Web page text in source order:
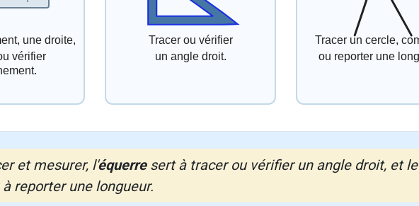
et mesurer, l'équerresert à tracer ou vérifier un angle droit, et le
reporter une longueur.